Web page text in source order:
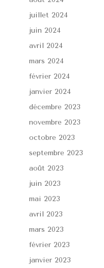
juillet 2024
juin 2024
avril 2024
mars 2024
février 2024
janvier 2024
décembre 2023
novembre 2023
octobre 2023
septembre 2023
août 2023
juin 2023
mai 2023
avril 2023
mars 2023
février 2023
janvier 2023